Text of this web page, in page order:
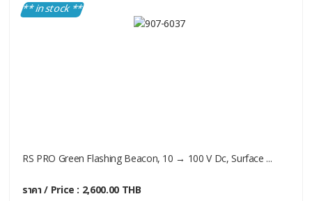
** in stock **
RS PRO Green Flashing Beacon, 10 → 100 V Dc, Surface ...
ราคา / Price : 2,600.00 THB